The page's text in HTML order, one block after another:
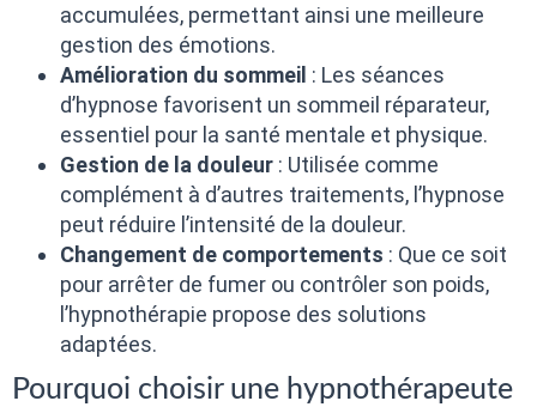
accumulées, permettant ainsi une meilleure
gestion des émotions.
Amélioration du sommeil : Les séances
d’hypnose favorisent un sommeil réparateur,
essentiel pour la santé mentale et physique.
Gestion de la douleur : Utilisée comme
complément à d’autres traitements, l’hypnose
peut réduire l’intensité de la douleur.
Changement de comportements : Que ce soit
pour arrêter de fumer ou contrôler son poids,
l’hypnothérapie propose des solutions
adaptées.
Pourquoi choisir une hypnothérapeute